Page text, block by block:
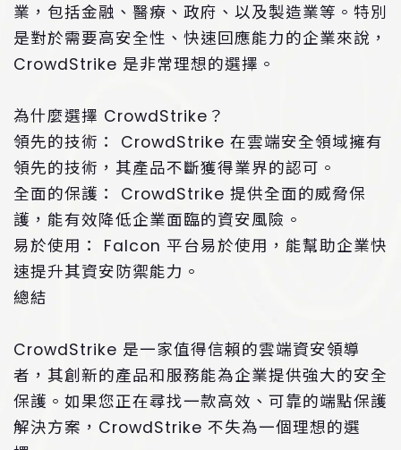
業，包括金融、醫療、政府、以及製造業等。特別
是對於需要高安全性、快速回應能力的企業來說，
CrowdStrike 是非常理想的選擇。
為什麼選擇 CrowdStrike？
領先的技術： CrowdStrike 在雲端安全領域擁有
領先的技術，其產品不斷獲得業界的認可。
全面的保護： CrowdStrike 提供全面的威脅保
護，能有效降低企業面臨的資安風險。
易於使用： Falcon 平台易於使用，能幫助企業快
速提升其資安防禦能力。
總結
CrowdStrike 是一家值得信賴的雲端資安領導
者，其創新的產品和服務能為企業提供強大的安全
保護。如果您正在尋找一款高效、可靠的端點保護
解決方案，CrowdStrike 不失為一個理想的選